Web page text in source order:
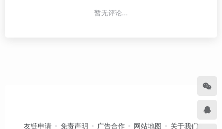
暂无评论...
友链申请 免责声明 广告合作 网站地图 关于我们